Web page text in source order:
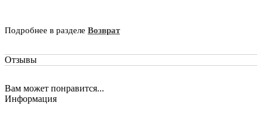
Подробнее в разделе Возврат
Отзывы
Вам может понравится...
Информация